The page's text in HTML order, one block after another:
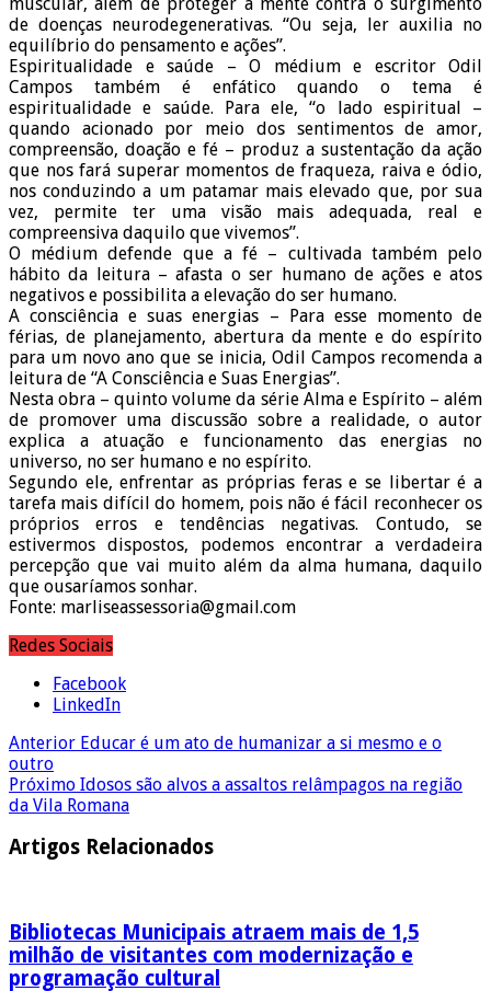
de doenças neurodegenerativas. “Ou seja, ler auxilia no
equilíbrio do pensamento e ações”.
Espiritualidade e saúde – O médium e escritor Odil
Campos também é enfático quando o tema é
espiritualidade e saúde. Para ele, “o lado espiritual –
quando acionado por meio dos sentimentos de amor,
compreensão, doação e fé – produz a sustentação da ação
que nos fará superar momentos de fraqueza, raiva e ódio,
nos conduzindo a um patamar mais elevado que, por sua
vez, permite ter uma visão mais adequada, real e
compreensiva daquilo que vivemos”.
O médium defende que a fé – cultivada também pelo
hábito da leitura – afasta o ser humano de ações e atos
negativos e possibilita a elevação do ser humano.
A consciência e suas energias – Para esse momento de
férias, de planejamento, abertura da mente e do espírito
para um novo ano que se inicia, Odil Campos recomenda a
leitura de “A Consciência e Suas Energias”.
Nesta obra – quinto volume da série Alma e Espírito – além
de promover uma discussão sobre a realidade, o autor
explica a atuação e funcionamento das energias no
universo, no ser humano e no espírito.
Segundo ele, enfrentar as próprias feras e se libertar é a
tarefa mais difícil do homem, pois não é fácil reconhecer os
próprios erros e tendências negativas. Contudo, se
estivermos dispostos, podemos encontrar a verdadeira
percepção que vai muito além da alma humana, daquilo
que ousaríamos sonhar.
Fonte: marliseassessoria@gmail.com
Redes Sociais
Facebook
LinkedIn
Anterior Educar é um ato de humanizar a si mesmo e o
outro
Próximo Idosos são alvos a assaltos relâmpagos na região
da Vila Romana
Artigos Relacionados
Bibliotecas Municipais atraem mais de 1,5
milhão de visitantes com modernização e
programação cultural